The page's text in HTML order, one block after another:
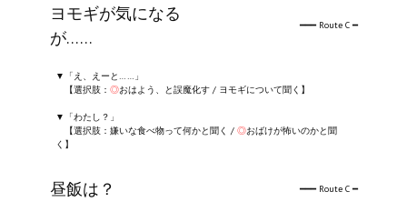
ヨモギが気になる
が……
━━━ Route C ━
▼「え、えーと……」
【選択肢： ◎おはよう、と誤魔化す / ヨモギについて聞く】
▼「わたし？」
【選択肢：嫌いな食べ物って何かと聞く / ◎おばけが怖いのかと聞
く】
昼飯は？ ━━━ Route C ━